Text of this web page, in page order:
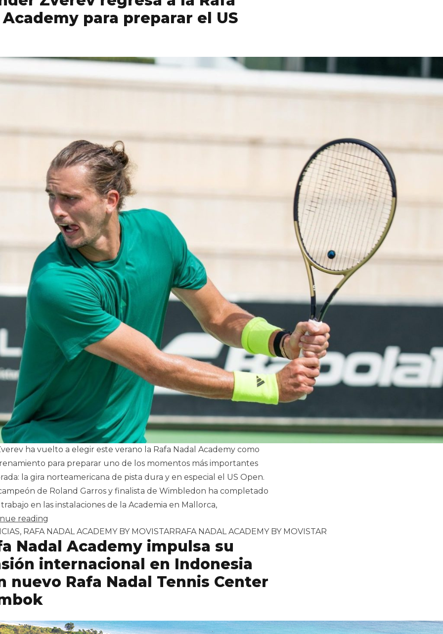
Academy para preparar el US
ha vuelto a elegir este verano la Rafa Nadal Academy como
para preparar uno de los momentos más importantes
la gira norteamericana de pista dura y en especial el US Open.
de Roland Garros y finalista de Wimbledon ha completado
en las instalaciones de la Academia en Mallorca,
reading
en
, RAFA NADAL ACADEMY BY MOVISTARTags:
RAFA NADAL ACADEMY BY MOVISTAR
Nadal Academy impulsa su
internacional en Indonesia
nuevo Rafa Nadal Tennis Center